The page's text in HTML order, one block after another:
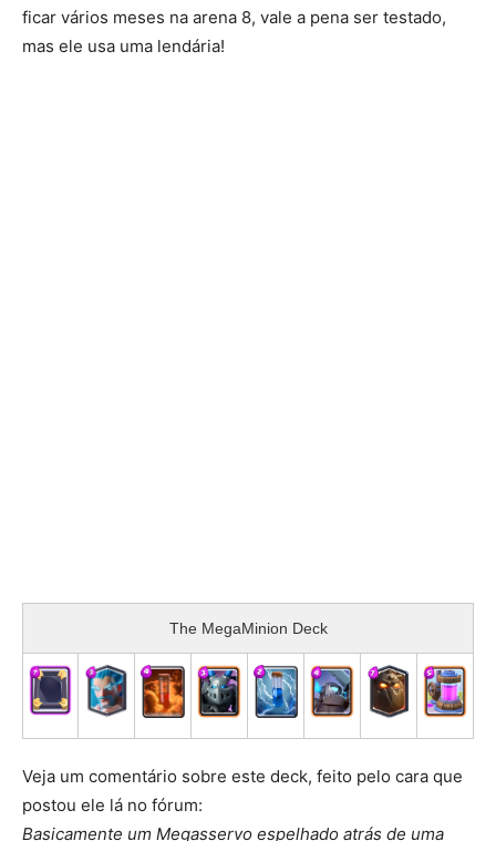
ficar vários meses na arena 8, vale a pena ser testado,
mas ele usa uma lendária!
The MegaMinion Deck
Veja um comentário sobre este deck, feito pelo cara que
postou ele lá no fórum:
Basicamente um Megasservo espelhado atrás de uma